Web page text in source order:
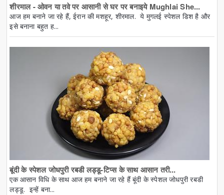
शीरमाल - ओवन या तवे पर आसानी से घर पर बनाइये Mughlai She...
आज हम बनाने जा रहे हैं, ईरान की मशहूर, शीरमाल. ये मुगलई स्पेशल डिश है और
इसे बनाना बहुत ह...
बूंदी के स्पेशल जोधपुरी रबडी लड्डू-टिप्स के साथ आसान तरी...
एक आसान विधि के साथ आज हम बनाने जा रहे हैं बूंदी के स्पेशल जोधपुरी रबडी
लड्डू. इन्हें बना...